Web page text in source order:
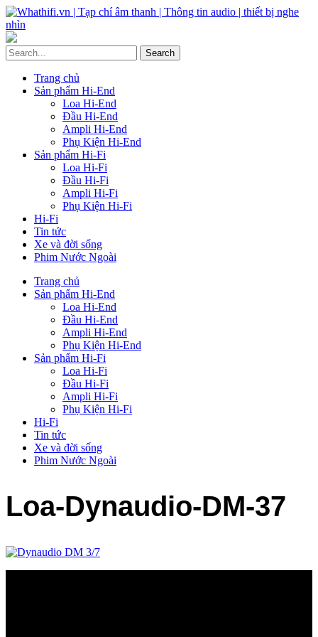
Trang chủ
Sản phẩm Hi-End
Loa Hi-End
Đầu Hi-End
Ampli Hi-End
Phụ Kiện Hi-End
Sản phẩm Hi-Fi
Loa Hi-Fi
Đầu Hi-Fi
Ampli Hi-Fi
Phụ Kiện Hi-Fi
Hi-Fi
Tin tức
Xe và đời sống
Phim Nước Ngoài
Trang chủ
Sản phẩm Hi-End
Loa Hi-End
Đầu Hi-End
Ampli Hi-End
Phụ Kiện Hi-End
Sản phẩm Hi-Fi
Loa Hi-Fi
Đầu Hi-Fi
Ampli Hi-Fi
Phụ Kiện Hi-Fi
Hi-Fi
Tin tức
Xe và đời sống
Phim Nước Ngoài
Loa-Dynaudio-DM-37